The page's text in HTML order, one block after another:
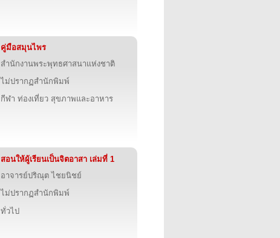
คู่มือสมุนไพร
สำนักงานพระพุทธศาสนาแห่งชาติ
ไม่ปรากฏสำนักพิมพ์
กีฬา ท่องเที่ยว สุขภาพและอาหาร
สอนให้ผู้เรียนเป็นจิตอาสา เล่มที่ 1
อาจารย์ปริณุต ไชยนิชย์
ไม่ปรากฏสำนักพิมพ์
ทั่วไป